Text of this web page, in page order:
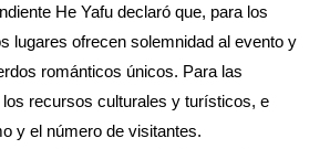
He Yafu declaró que, para los
lugares ofrecen solemnidad al evento y
románticos únicos. Para las
recursos culturales y turísticos, e
y el número de visitantes.